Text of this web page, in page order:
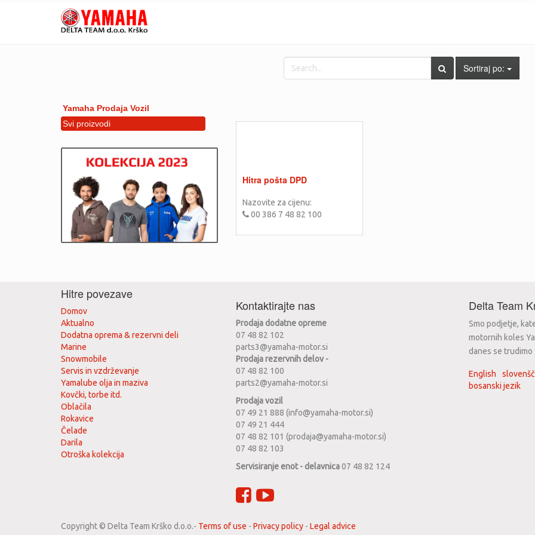
Sortiraj po:
Yamaha Prodaja Vozil
Svi proizvodi
Hitra pošta DPD
Nazovite za cijenu:
00 386 7 48 82 100
Hitre povezave
Domov
Aktualno
Dodatna oprema & rezervni deli
Marine
Snowmobile
Servis in vzdrževanje
Yamalube olja in maziva
Kovčki, torbe itd.
Oblačila
Rokavice
Čelade
Darila
Otroška kolekcija
Kontaktirajte nas
Prodaja dodatne opreme
07 48 82 102
parts3@yamaha-motor.si
Prodaja rezervnih delov -
07 48 82 100
parts2@yamaha-motor.si
Prodaja vozil
07 49 21 888 (info@yamaha-motor.si)
07 49 21 444
07 48 82 101 (prodaja@yamaha-motor.si)
07 48 82 103
Servisiranje enot - delavnica07 48 82 124
Delta Team
Smo podjetje,
motornih koles
danes se
English
bosanski jezik
Copyright © Delta Team Krško d.o.o.- Terms of use - Privacy policy - Legal advice